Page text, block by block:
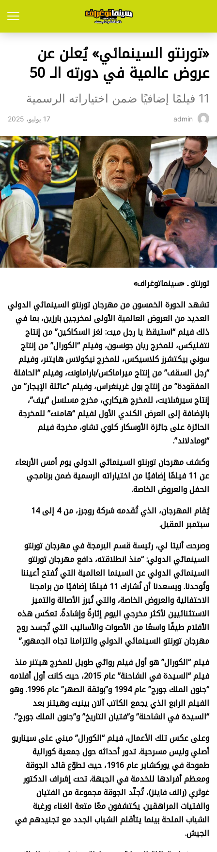
«تورنتو السينمائي» يُعلن عن
عروض عالمية في دورته الـ 50
11 فيلمًا إضافيًا ضمن اختياراته الرسمية
admin 17 يوليو، 2025
تورنتو ـ «سينماتوغراف»
تشهد الدورة الخمسون من مهرجان تورنتو السينمائي الدولي
العديد من العروض العالمية الأولى لمخرجين بارزين، بما في
ذلك فيلم “استيقظ يا رجل ميت: لغز السكاكين” من إنتاج
نتفليكس، للمخرج ريان جونسون، وفيلم “الكورال” من إنتاج
سوني بيكتشرز كلاسيكس، للمخرج نيكولاس هايتنر، وفيلم
“رجل السقف” من إنتاج ميراماكس/باراماونت، وفيلم “الحافلة
المفقودة” من إنتاج بول غرينغراس، وفيلم “عائلة الإيجار” من
إنتاج سيرشلايت، للمخرج هيكاري، مخرج مسلسل “بيف”،
بالإضافة إلى العرض الكندي الأول لفيلم “هامنت” للمخرجة
الحائزة على جائزة الأوسكار كلوي تشاو، مخرجة فيلم
“نومادلاند”.
وكشف مهرجان تورنتو السينمائي الدولي يوم أمس الأربعاء
عن 11 فيلمًا إضافيًا من اختياراته الرسمية ضمن برنامجي
الحفل والعروض الخاصة.
يُقام المهرجان، الذي تُقدمه شركة روجرز، من 4 إلى 14
سبتمبر المقبل.
وصرحت أنيتا لي، رئيسة قسم البرمجة في مهرجان تورنتو
السينمائي الدولي: “منذ انطلاقته، دافع مهرجان تورنتو
السينمائي الدولي عن السينما العالمية التي تُفتح أعيننا
وتُوحدنا. ويسعدنا أن نُشارك 11 فيلمًا إضافيًا من برامجنا
الاحتفالية والعروض الخاصة، والتي تُبرز الأصالة والتميز
الاستثنائيين لأكثر مخرجي اليوم إثارةً وإشادةً. تعكس هذه
الأفلام طيفًا واسعًا من الأصوات والأساليب التي تُجسد روح
مهرجان تورنتو السينمائي الدولي والتزامنا تجاه الجمهور.”
فيلم “الكورال” هو أول فيلم روائي طويل للمخرج هيتنر منذ
فيلم “السيدة في الشاحنة” عام 2015، حيث كانت أول أفلامه
“جنون الملك جورج” عام 1994 و”بوتقة الصهر” عام 1996. وهو
الفيلم الرابع الذي يجمع الكاتب آلان بينيت وهيتنر بعد
“السيدة في الشاحنة” و”فتيان التاريخ” و”جنون الملك جورج”.
وعلى عكس تلك الأعمال، فيلم “الكورال” مبني على سيناريو
أصلي وليس مسرحية. تدور أحداثه حول جمعية كورالية
طموحة في يوركشاير عام 1916، حيث تطوّع قائد الجوقة
ومعظم أفرادها للخدمة في الجبهة. تحت إشراف الدكتور
غوثري (رالف فاينز)، تُجنّد الجوقة مجموعة من الفتيان
والفتيات المراهقين. يكتشفون معًا متعة الغناء ورغبة
الشباب الملحة بينما يتأقلم الشباب الجدد مع تجنيدهم في
الجيش.